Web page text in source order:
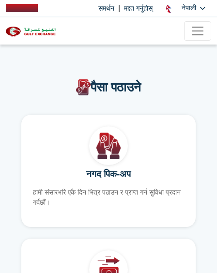
समर्थन मद्दत गर्नुहोस् नेपाली
पैसा पठाउने
नगद पिक-अप
हामी संसारभरि एकै दिन भित्र पठाउन र प्राप्त गर्न सुविधा प्रदान
गर्दछौं।